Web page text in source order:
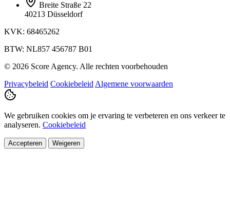
Breite Straße 22
40213 Düsseldorf
KVK: 68465262
BTW: NL857 456787 B01
© 2026 Score Agency. Alle rechten voorbehouden
Privacybeleid Cookiebeleid Algemene voorwaarden
We gebruiken cookies om je ervaring te verbeteren en ons verkeer te
analyseren. Cookiebeleid
Accepteren Weigeren